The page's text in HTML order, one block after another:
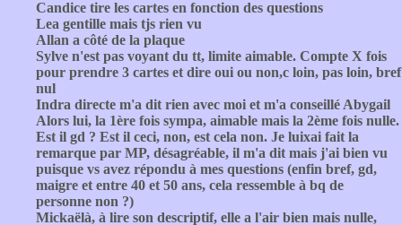
Candice tire les cartes en fonction des questions
Lea gentille mais tjs rien vu
Allan a côté de la plaque
Sylve n'est pas voyant du tt, limite aimable. Compte X fois
pour prendre 3 cartes et dire oui ou non,c loin, pas loin, bref
nul
Indra directe m'a dit rien avec moi et m'a conseillé Abygail
Alors lui, la 1ère fois sympa, aimable mais la 2ème fois nulle.
Est il gd ? Est il ceci, non, est cela non. Je luixai fait la
remarque par MP, désagréable, il m'a dit mais j'ai bien vu
puisque vs avez répondu à mes questions (enfin bref, gd,
maigre et entre 40 et 50 ans, cela ressemble à bq de
personne non ?)
Mickaëlà, à lire son descriptif, elle a l'air bien mais nulle,